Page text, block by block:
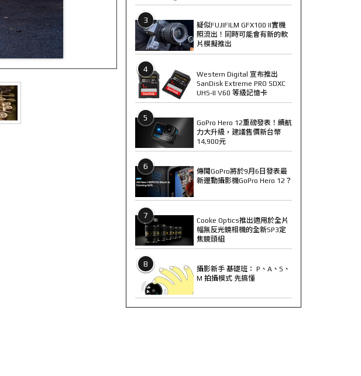
3
疑似FUJIFILM GFX100 II實機
照流出！同時可能會有新的軟
片模擬推出
4
Western Digital 宣布推出
SanDisk Extreme PRO SDXC
UHS-II V60 等級記憶卡
5
GoPro Hero 12重磅發表！續航
力大升級，建議售價新台幣
14,900元
6
傳聞GoPro將於9月6日發表最
新運動攝影機GoPro Hero 12？
7
Cooke Optics推出適用於全片
幅無反光鏡相機的全新SP3定
焦鏡頭組
8
攝影新手 基礎班： P、A、S、
M 拍攝模式 先搞懂